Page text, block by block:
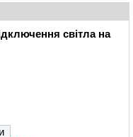
світла на